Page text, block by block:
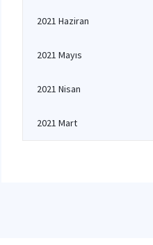
2021 Haziran
2021 Mayıs
2021 Nisan
2021 Mart